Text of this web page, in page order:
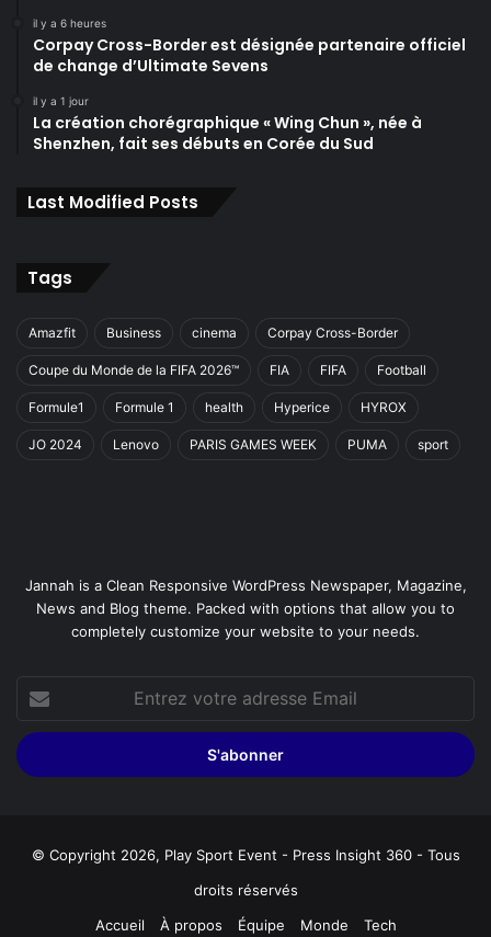
il y a 6 heures
Corpay Cross-Border est désignée partenaire officiel
de change d’Ultimate Sevens
il y a 1 jour
La création chorégraphique « Wing Chun », née à
Shenzhen, fait ses débuts en Corée du Sud
Last Modified Posts
Tags
Amazfit Business cinema Corpay Cross-Border
Coupe du Monde de la FIFA 2026™ FIA FIFA Football
Formule1 Formule 1 health Hyperice HYROX
JO 2024 Lenovo PARIS GAMES WEEK PUMA sport
Jannah is a Clean Responsive WordPress Newspaper, Magazine,
News and Blog theme. Packed with options that allow you to
completely customize your website to your needs.
votre
adresse
Email
© Copyright 2026, Play Sport Event - Press Insight 360 - Tous
droits réservés
Accueil
À propos Équipe Monde Tech